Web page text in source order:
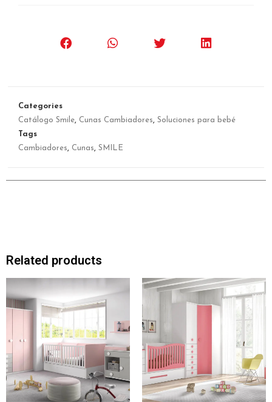
Categories
Catálogo Smile, Cunas Cambiadores, Soluciones para bebé
Tags
Cambiadores, Cunas, SMILE
Related products